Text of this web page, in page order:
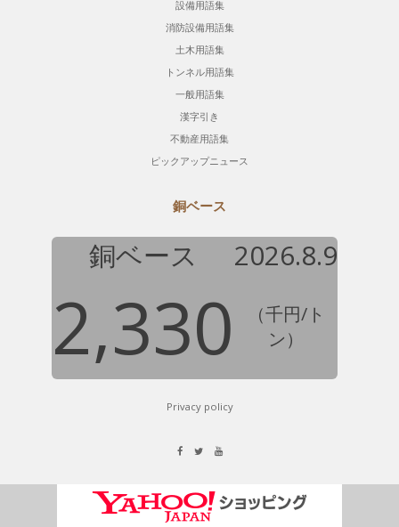
設備用語集
消防設備用語集
土木用語集
トンネル用語集
一般用語集
漢字引き
不動産用語集
ピックアップニュース
銅ベース
銅ベース 2026.8.9
2,330
（千円/ト
ン）
Privacy policy